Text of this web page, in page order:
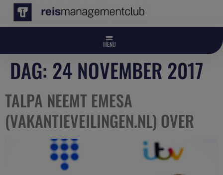
DAG: 24 NOVEMBER 2017
TALPA NEEMT EMESA
(VAKANTIEVEILINGEN.NL) OVER